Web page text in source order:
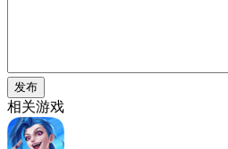
发布
相关游戏